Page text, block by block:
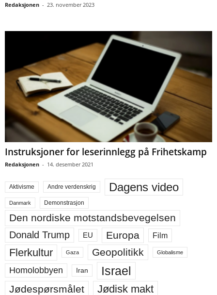
Redaksjonen - 23. november 2023
Instruksjoner for leserinnlegg på Frihetskamp
Redaksjonen - 14. desember 2021
Aktivisme Andre verdenskrig Dagens video
Danmark Demonstrasjon
Den nordiske motstandsbevegelsen
Donald Trump EU Europa Film
Flerkultur Gaza Geopolitikk Globalisme
Homolobbyen Iran Israel
Jødespørsmålet Jødisk makt